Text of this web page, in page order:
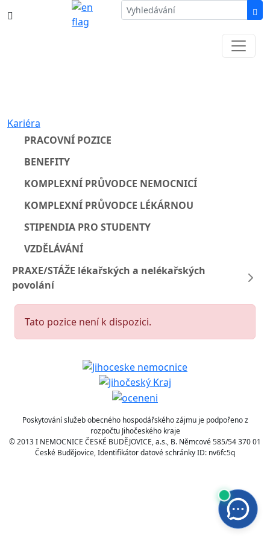
Kariéra
PRACOVNÍ POZICE
BENEFITY
KOMPLEXNÍ PRŮVODCE NEMOCNICÍ
KOMPLEXNÍ PRŮVODCE LÉKÁRNOU
STIPENDIA PRO STUDENTY
VZDĚLÁVÁNÍ
PRAXE/STÁŽE lékařských a nelékařských
povolání
Tato pozice není k dispozici.
Poskytování služeb obecného hospodářského zájmu je podpořeno z
rozpočtu Jihočeského kraje
© 2013 I NEMOCNICE ČESKÉ BUDĚJOVICE, a.s., B. Němcové 585/54 370 01
České Budějovice, Identifikátor datové schránky ID: nv6fc5q